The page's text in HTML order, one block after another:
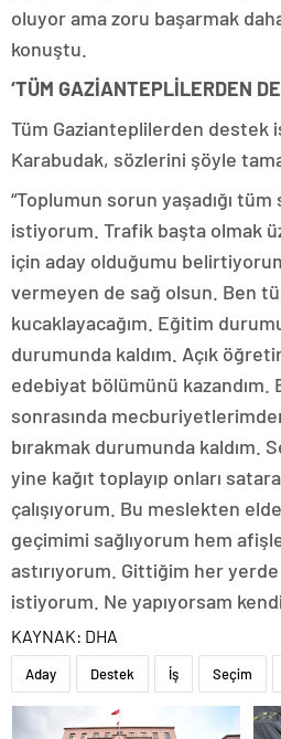
oluyor ama zoru başarmak
konuştu.
‘TÜM GAZİANTEPLİLERDEN
Tüm Gazianteplilerden destek
Karabudak, sözlerini şöyle
“Toplumun sorun yaşadığı
istiyorum. Trafik başta olmak
için aday olduğumu
vermeyen de sağ olsun. Ben
kucaklayacağım. Eğitim
durumunda kaldım. Açık
edebiyat bölümünü kazandım.
sonrasında
bırakmak durumunda kaldım.
yine kağıt toplayıp onları
çalışıyorum. Bu meslekten
geçimimi sağlıyorum hem
astırıyorum. Gittiğim her
istiyorum. Ne yapıyorsam
KAYNAK: DHA
Aday Destek İş Seçim